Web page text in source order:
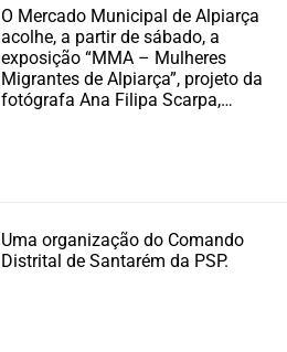
O Mercado Municipal de Alpiarça
acolhe, a partir de sábado, a
exposição “MMA – Mulheres
Migrantes de Alpiarça”, projeto da
fotógrafa Ana Filipa Scarpa,…
Uma organização do Comando
Distrital de Santarém da PSP.